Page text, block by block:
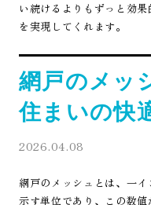
い続けるよりもずっと効
を実現してくれます。
網戸のメッ
住まいの快
2026.04.08
網戸のメッシュとは、一
示す単位であり、この数